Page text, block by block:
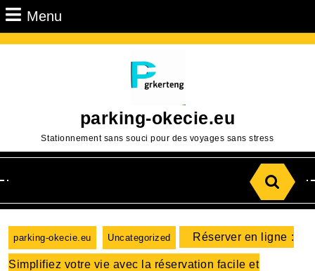
Passer
au
Menu
parking-okecie.eu
Stationnement sans souci pour des voyages sans stress
for:
parking-okecie.eu Uncategorized Réserver en ligne :
Simplifiez votre vie avec la réservation facile et